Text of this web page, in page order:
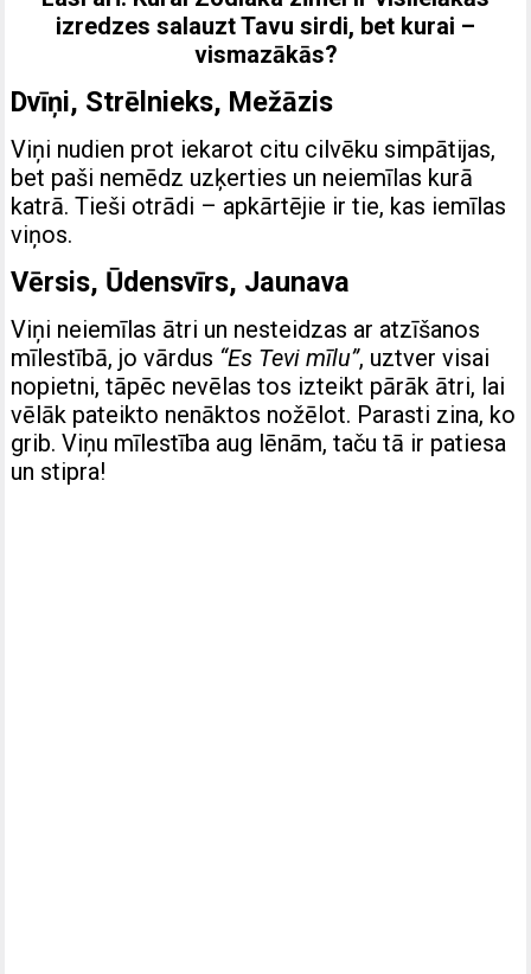
izredzes salauzt Tavu sirdi, bet kurai –
vismazākās?
Dvīņi, Strēlnieks, Mežāzis
Viņi nudien prot iekarot citu cilvēku simpātijas,
bet paši nemēdz uzķerties un neiemīlas kurā
katrā. Tieši otrādi – apkārtējie ir tie, kas iemīlas
viņos.
Vērsis, Ūdensvīrs, Jaunava
Viņi neiemīlas ātri un nesteidzas ar atzīšanos
mīlestībā, jo vārdus “Es Tevi mīlu”, uztver visai
nopietni, tāpēc nevēlas tos izteikt pārāk ātri, lai
vēlāk pateikto nenāktos nožēlot. Parasti zina, ko
grib. Viņu mīlestība aug lēnām, taču tā ir patiesa
un stipra!